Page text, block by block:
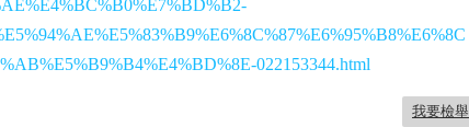
022153344.html
我要檢舉